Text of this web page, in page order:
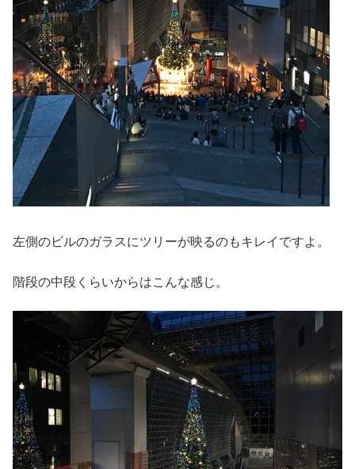
左側のビルのガラスにツリーが映るのもキレイですよ。
階段の中段くらいからはこんな感じ。